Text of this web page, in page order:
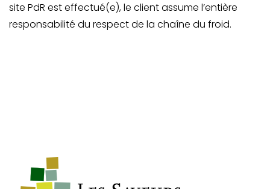
site PdR est effectué(e), le client assume l’entière
responsabilité du respect de la chaîne du froid.